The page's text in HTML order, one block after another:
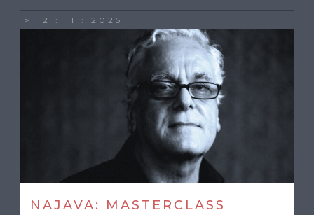
> 12 : 11 : 2025
NAJAVA: MASTERCLASS